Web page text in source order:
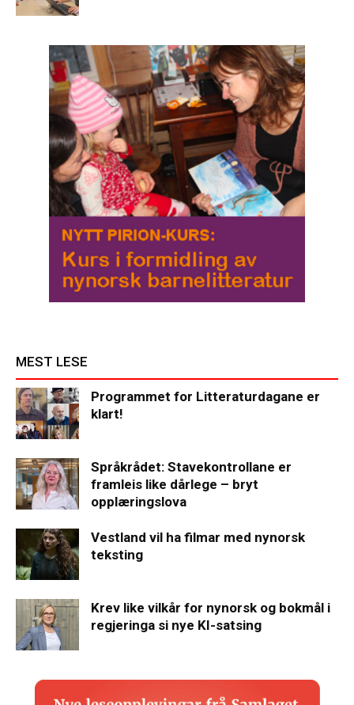
MEST LESE
Programmet for Litteraturdagane er
klart!
Språkrådet: Stavekontrollane er
framleis like dårlege – bryt
opplæringslova
Vestland vil ha filmar med nynorsk
teksting
Krev like vilkår for nynorsk og bokmål i
regjeringa si nye KI-satsing